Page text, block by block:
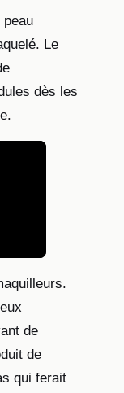
peau
Le
dès les
de
de
qui ferait